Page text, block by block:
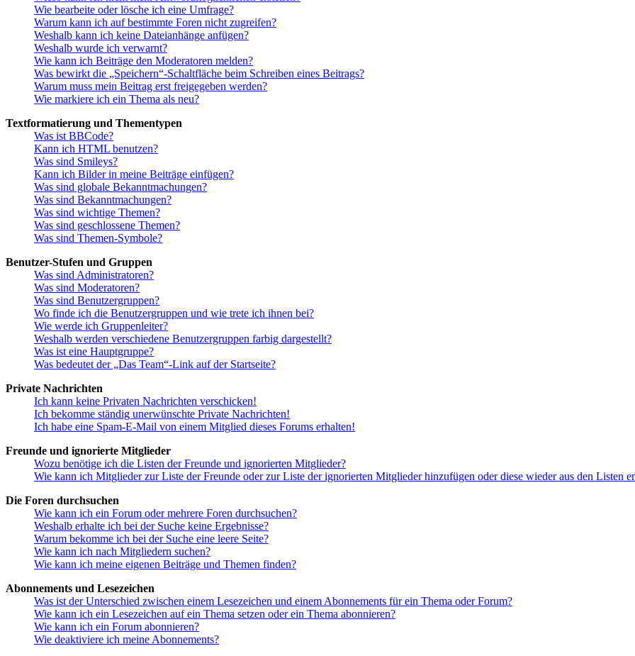
Wie bearbeite oder lösche ich eine Umfrage?
Warum kann ich auf bestimmte Foren nicht zugreifen?
Weshalb kann ich keine Dateianhänge anfügen?
Weshalb wurde ich verwarnt?
Wie kann ich Beiträge den Moderatoren melden?
Was bewirkt die „Speichern“-Schaltfläche beim Schreiben eines Beitrags?
Warum muss mein Beitrag erst freigegeben werden?
Wie markiere ich ein Thema als neu?
Textformatierung und Thementypen
Was ist BBCode?
Kann ich HTML benutzen?
Was sind Smileys?
Kann ich Bilder in meine Beiträge einfügen?
Was sind globale Bekanntmachungen?
Was sind Bekanntmachungen?
Was sind wichtige Themen?
Was sind geschlossene Themen?
Was sind Themen-Symbole?
Benutzer-Stufen und Gruppen
Was sind Administratoren?
Was sind Moderatoren?
Was sind Benutzergruppen?
Wo finde ich die Benutzergruppen und wie trete ich ihnen bei?
Wie werde ich Gruppenleiter?
Weshalb werden verschiedene Benutzergruppen farbig dargestellt?
Was ist eine Hauptgruppe?
Was bedeutet der „Das Team“-Link auf der Startseite?
Private Nachrichten
Ich kann keine Privaten Nachrichten verschicken!
Ich bekomme ständig unerwünschte Private Nachrichten!
Ich habe eine Spam-E-Mail von einem Mitglied dieses Forums erhalten!
Freunde und ignorierte Mitglieder
Wozu benötige ich die Listen der Freunde und ignorierten Mitglieder?
Wie kann ich Mitglieder zur Liste der Freunde oder zur Liste der ignorierten Mitglieder hinzufügen oder diese wieder aus den Listen
Die Foren durchsuchen
Wie kann ich ein Forum oder mehrere Foren durchsuchen?
Weshalb erhalte ich bei der Suche keine Ergebnisse?
Warum bekomme ich bei der Suche eine leere Seite?
Wie kann ich nach Mitgliedern suchen?
Wie kann ich meine eigenen Beiträge und Themen finden?
Abonnements und Lesezeichen
Was ist der Unterschied zwischen einem Lesezeichen und einem Abonnements für ein Thema oder Forum?
Wie kann ich ein Lesezeichen auf ein Thema setzen oder ein Thema abonnieren?
Wie kann ich ein Forum abonnieren?
Wie deaktiviere ich meine Abonnements?